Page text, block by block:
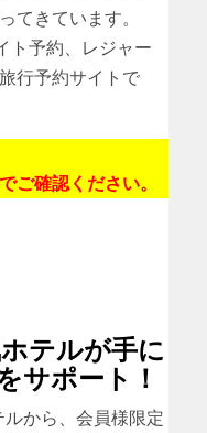
てきています。
ト予約、レジャー
行予約サイトで
ご確認ください。
テルが手に
サポート！
から、会員様限定